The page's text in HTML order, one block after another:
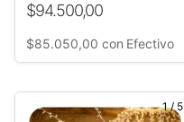
$94.500,00
$85.050,00 con Efectivo
1/5